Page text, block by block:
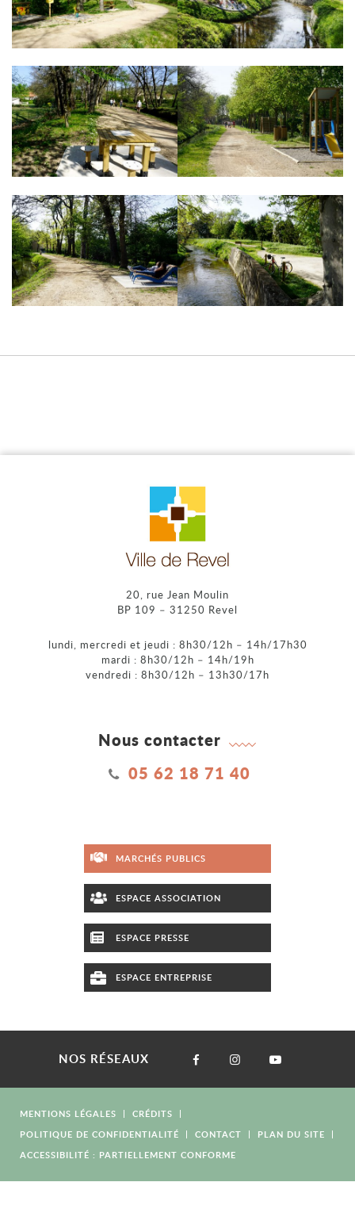
20, rue Jean Moulin
BP 109 – 31250 Revel
lundi, mercredi et jeudi : 8h30/12h – 14h/17h30
mardi : 8h30/12h – 14h/19h
vendredi : 8h30/12h – 13h30/17h
Nous contacter
05 62 18 71 40
MARCHÉS PUBLICS
ESPACE ASSOCIATION
ESPACE PRESSE
ESPACE ENTREPRISE
NOS RÉSEAUX
MENTIONS LÉGALES
CRÉDITS
POLITIQUE DE CONFIDENTIALITÉ
CONTACT
PLAN DU SITE
ACCESSIBILITÉ : PARTIELLEMENT CONFORME